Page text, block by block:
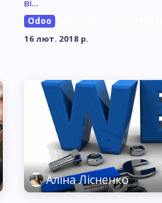
ві...
Odoo
16 лют. 2018 р.
Аліна Лісненко